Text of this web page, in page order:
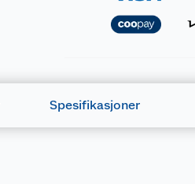
Spesifikasjoner